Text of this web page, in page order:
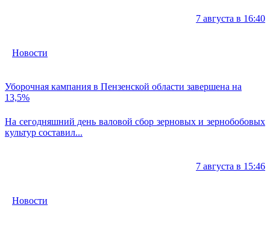
7 августа в 16:40
Новости
Уборочная кампания в Пензенской области завершена на
13,5%
На сегодняшний день валовой сбор зерновых и зернобобовых
культур составил...
7 августа в 15:46
Новости